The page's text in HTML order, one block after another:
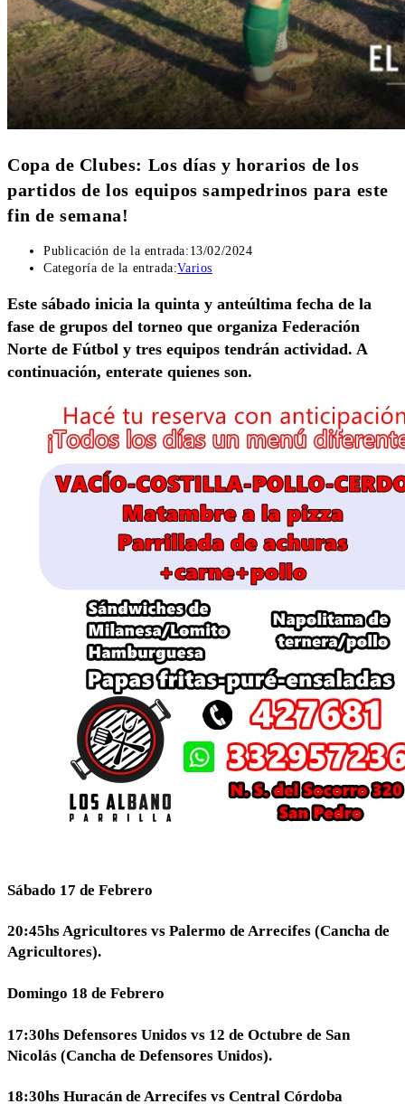
Copa de Clubes: Los días y horarios de los
partidos de los equipos sampedrinos para este
fin de semana!
Publicación de la entrada: 13/02/2024
Categoría de la entrada:Varios
Este sábado inicia la quinta y anteúltima fecha de la
fase de grupos del torneo que organiza Federación
Norte de Fútbol y tres equipos tendrán actividad. A
continuación, enterate quienes son.
Sábado 17 de Febrero
20:45hs Agricultores vs Palermo de Arrecifes (Cancha de
Agricultores).
Domingo 18 de Febrero
17:30hs Defensores Unidos vs 12 de Octubre de San
Nicolás (Cancha de Defensores Unidos).
18:30hs Huracán de Arrecifes vs Central Córdoba